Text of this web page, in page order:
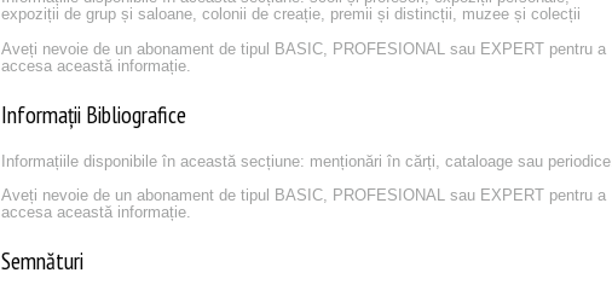
expoziții de grup și saloane, colonii de creație, premii și distincții, muzee și colecții
Aveți nevoie de un abonament de tipul BASIC, PROFESIONAL sau EXPERT pentru a
accesa această informație.
Informații Bibliografice
Informațiile disponibile în această secțiune: menționări în cărți, cataloage sau periodice.
Aveți nevoie de un abonament de tipul BASIC, PROFESIONAL sau EXPERT pentru a
accesa această informație.
Semnături